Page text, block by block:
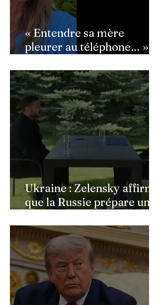
« Entendre sa mère
pleurer au téléphone… » :
bouleversée par les
incendies du Cap-Ferret,
son témoignage poignant
Ukraine : Zelensky affirme
que la Russie prépare une
militaire à l'automne